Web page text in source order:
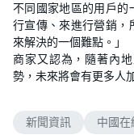
不同國家地區的用戶的
行宣傳、來進行營銷，
來解決的一個難點。」
商家又認為，隨著內
勢，未來將會有更多人
新聞資訊 中國在